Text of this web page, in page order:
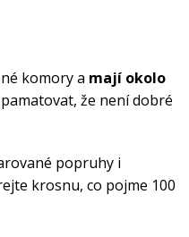
komory a mají okolo
že není dobré
popruhy i
krosnu, co pojme 100